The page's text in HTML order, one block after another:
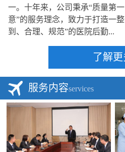
一。十年来，公司秉承“质量第
意”的服务理念，致力于打造一
到、合理、规范”的医院后勤...
了解更
服务内容services